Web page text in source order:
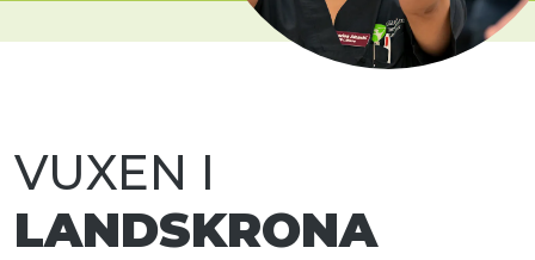
VUXEN I
LANDSKRONA